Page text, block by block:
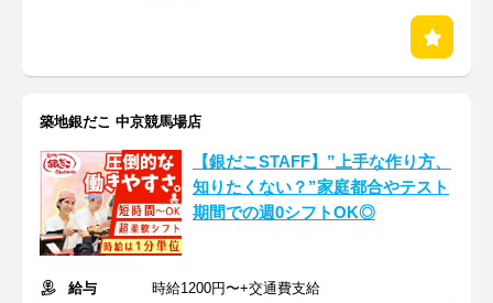
築地銀だこ 中京競馬場店
【銀だこSTAFF】”上手な作り方、
知りたくない？”家庭都合やテスト
期間での週0シフトOK◎
給与
時給1200円〜+交通費支給